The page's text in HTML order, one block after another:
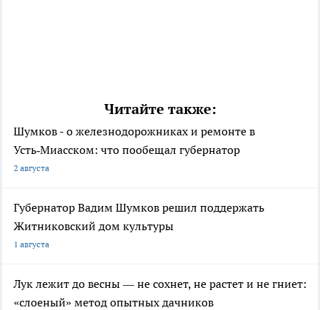
Читайте также:
Шумков - о железнодорожниках и ремонте в
Усть‑Миасском: что пообещал губернатор
2 августа
Губернатор Вадим Шумков решил поддержать
Житниковский дом культуры
1 августа
Лук лежит до весны — не сохнет, не растет и не гниет:
«слоеный» метод опытных дачников